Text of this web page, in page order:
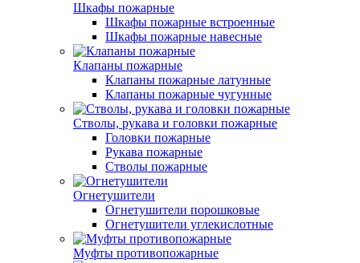
Шкафы пожарные
Шкафы пожарные встроенные
Шкафы пожарные навесные
Клапаны пожарные
Клапаны пожарные латунные
Клапаны пожарные чугунные
Стволы, рукава и головки пожарные
Головки пожарные
Рукава пожарные
Стволы пожарные
Огнетушители
Огнетушители порошковые
Огнетушители углекислотные
Муфты противопожарные